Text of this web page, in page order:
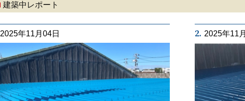
建築中レポート
2025年11月04日 2. 2025年11